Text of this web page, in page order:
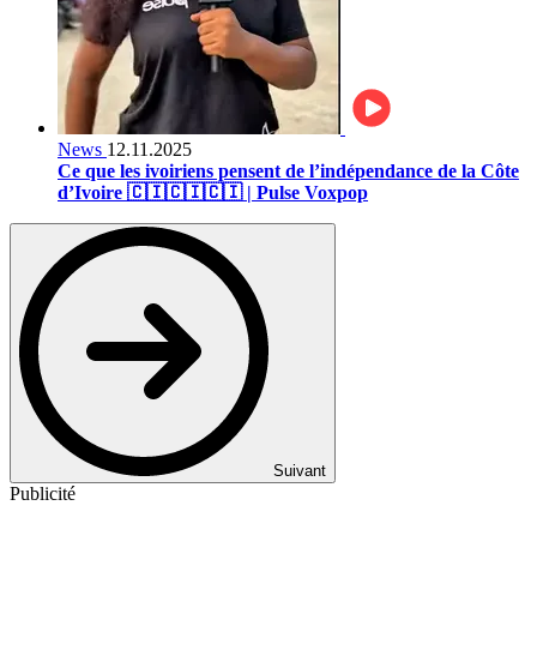
News 12.11.2025
Ce que les ivoiriens pensent de l’indépendance de la Côte
d’Ivoire 🇨🇮🇨🇮🇨🇮 | Pulse Voxpop
Suivant
Publicité